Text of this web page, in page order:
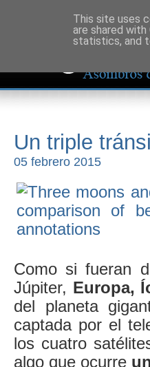
Un triple
05 febrero 2015
Como si fueran
Júpiter, Europa,
del planeta
captada por el
los cuatro
algo que ocurre
This site uses
are shared
statistics, and